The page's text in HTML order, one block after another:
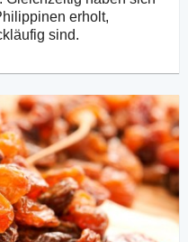
erholt,
sind.